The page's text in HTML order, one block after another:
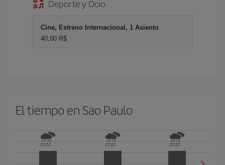
Deporte y Ocio
Cine, Estreno Internacional, 1 Asiento
40,00 R$
El tiempo en Sao Paulo